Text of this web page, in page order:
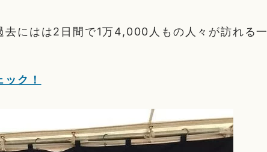
去にはは2日間で1万4,000人もの人々が訪れる一
ク！